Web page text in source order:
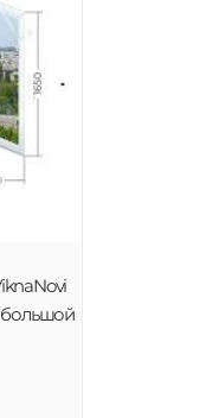
большой